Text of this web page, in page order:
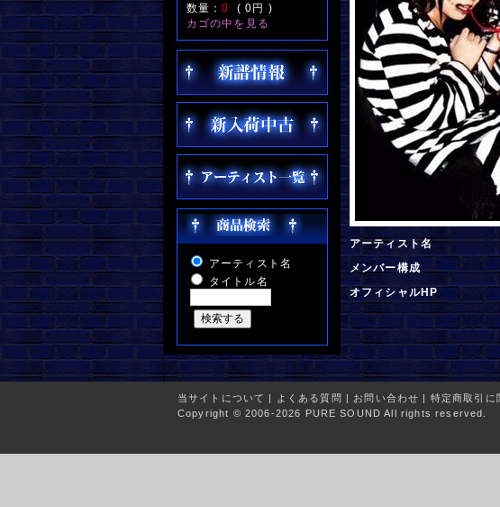
数量：0 (0円 )
カゴの中を見る
アーティスト名
タイトル名
アーティスト名
メンバー構成
オフィシャルHP
当サイトについて | よくある質問 | お問い合わせ | 特定商取引に
Copyright © 2006-2026 PURE SOUND All rights reserved.